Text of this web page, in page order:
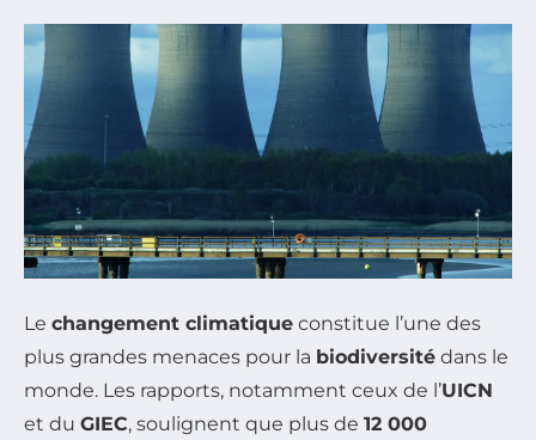
Le changement climatique constitue l’une des
plus grandes menaces pour la biodiversité dans le
monde. Les rapports, notamment ceux de l’UICN
et du GIEC, soulignent que plus de 12 000